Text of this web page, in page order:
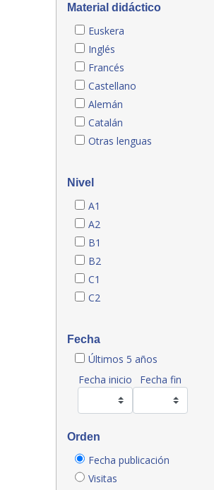
Material didáctico
Euskera
Inglés
Francés
Castellano
Alemán
Catalán
Otras lenguas
Nivel
A1
A2
B1
B2
C1
C2
Fecha
Últimos 5 años
Fecha inicio
Fecha fin
Orden
Fecha publicación
Visitas